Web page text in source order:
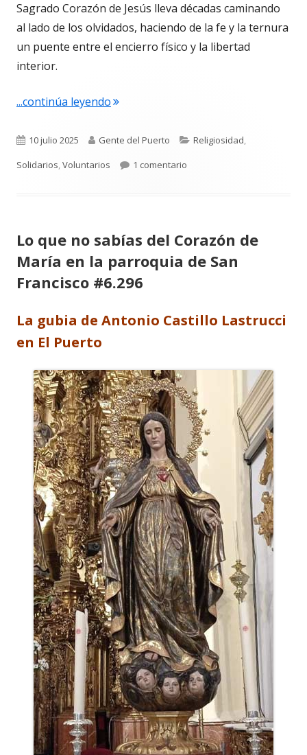
Sagrado Corazón de Jesús lleva décadas caminando
al lado de los olvidados, haciendo de la fe y la ternura
un puente entre el encierro físico y la libertad
interior.
...continúa leyendo"Pura Pérez García. La luz que no se
Publicado
el
10 julio 2025 Autor
Gente del Puerto Categorías
Religiosidad,
Solidarios,Voluntarios 1 comentario
Lo que no sabías del Corazón de
María en la parroquia de San
Francisco #6.296
La gubia de Antonio Castillo Lastrucci
en El Puerto